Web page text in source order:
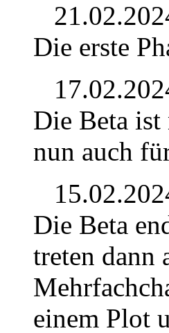
Die erste
Die Beta
nun auch
Die Beta
treten dann
einem Plot